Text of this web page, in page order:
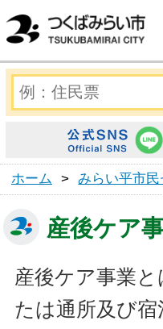
ホーム > みらい平市
産後ケア
産後ケア事業と
たは通所及び宿